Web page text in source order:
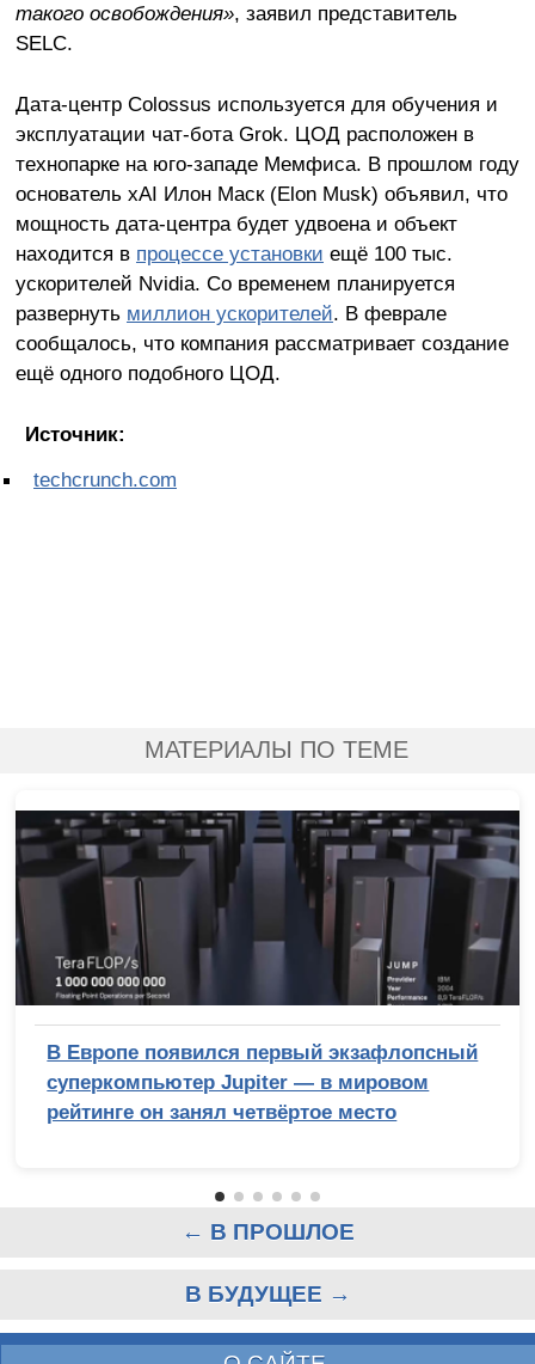
такого освобождения», заявил представитель
SELC.
Дата-центр Colossus используется для обучения и
эксплуатации чат-бота Grok. ЦОД расположен в
технопарке на юго-западе Мемфиса. В прошлом году
основатель xAI Илон Маск (Elon Musk) объявил, что
мощность дата-центра будет удвоена и объект
находится в процессе установки ещё 100 тыс.
ускорителей Nvidia. Со временем планируется
развернуть миллион ускорителей. В феврале
сообщалось, что компания рассматривает создание
ещё одного подобного ЦОД.
Источник:
techcrunch.com
МАТЕРИАЛЫ ПО ТЕМЕ
В Европе появился первый экзафлопсный
суперкомпьютер Jupiter — в мировом
рейтинге он занял четвёртое место
← В ПРОШЛОЕ
В БУДУЩЕЕ →